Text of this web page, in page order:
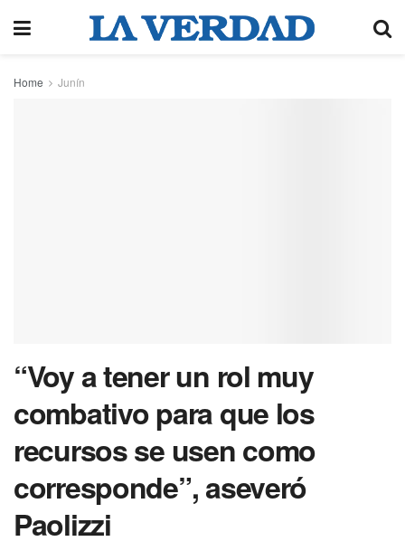
Home Junín
“Voy a tener un rol muy
combativo para que los
recursos se usen como
corresponde”, aseveró
Paolizzi